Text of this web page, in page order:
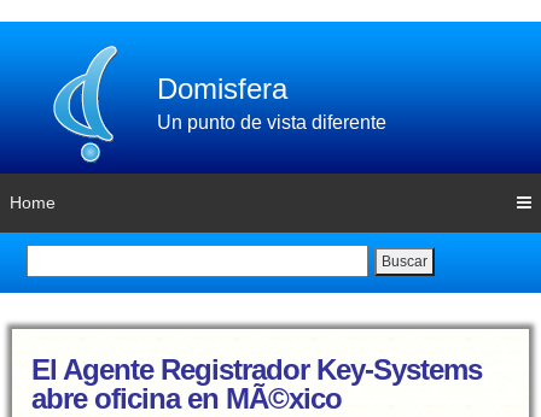
Domisfera
Un punto de vista diferente
Home
Buscar
El Agente Registrador Key-Systems
abre oficina en MÃ©xico